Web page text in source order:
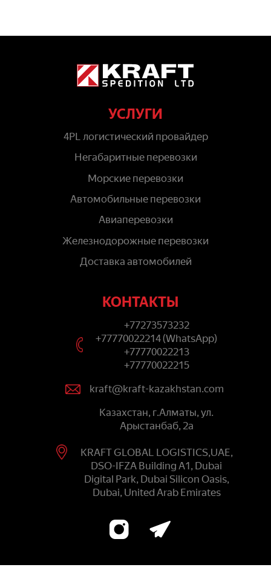
УСЛУГИ
4PL логистический провайдер
Негабаритные перевозки
Морские перевозки
Автомобильные перевозки
Авиаперевозки
Железнодорожные перевозки
Доставка автомобилей
КОНТАКТЫ
+77273573232
+77770022214 (WhatsApp)
+77770022213
+77770022215
kraft@kraft-kazakhstan.com
Казахстан, г.Алматы, ул.
Арыстанбаб, 2а
KRAFT GLOBAL LOGISTICS,UAE,
DSO-IFZA Building A1, Dubai
Digital Park, Dubai Silicon Oasis,
Dubai, United Arab Emirates